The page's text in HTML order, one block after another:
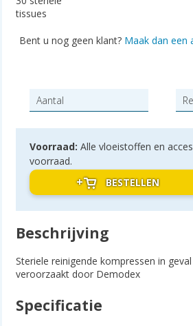
tissues
Bent u nog geen klant? Maak dan een
BESTELLEN
Voorraad: Alle vloeistoffen en
voorraad.
Beschrijving
Steriele reinigende kompressen in
veroorzaakt door Demodex
Specificatie